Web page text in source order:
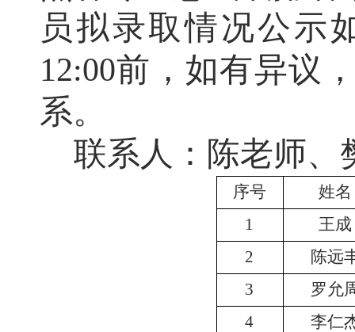
员拟录取情况公示
12:00前，如有异议
系。
联系人：陈老师、
序号
姓名
1
王成
2
陈远
3
罗允
4
李仁